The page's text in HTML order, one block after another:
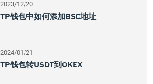
2023/12/20
TP钱包中如何添加BSC地址
2024/01/21
TP钱包转USDT到OKEX